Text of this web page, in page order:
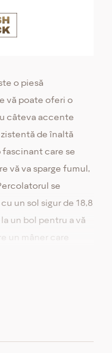
o piesă
vă poate oferi o
câteva accente
de înaltă
care se
vă va sparge fumul,
se
un sol sigur de 18,8
un bol pentru a vă
un mâner care
îl puteți ridica și